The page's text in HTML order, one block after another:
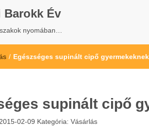
Év
nyomában…
/ Egészséges supinált cipő gyermekeknek
supinált cipő
2015-02-09 Kategória: Vásárlás